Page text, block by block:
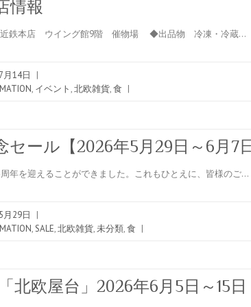
情報
鉄本店 ウイング館9階 催物場 ◆出品物 冷凍・冷蔵…
月14日
|
, イベント,北欧雑貨,食 |
セール【2026年5月29日～6月7日
年を迎えることができました。これもひとえに、皆様のご…
月29日
|
,SALE,北欧雑貨,未分類,食 |
北欧屋台」2026年6月5日～15